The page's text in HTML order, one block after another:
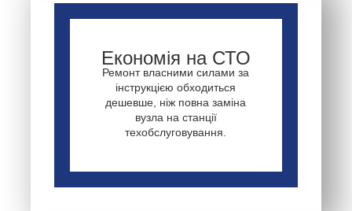
Економія на СТО
Ремонт власними силами за
інструкцією обходиться
дешевше, ніж повна заміна
вузла на станції
техобслуговування.